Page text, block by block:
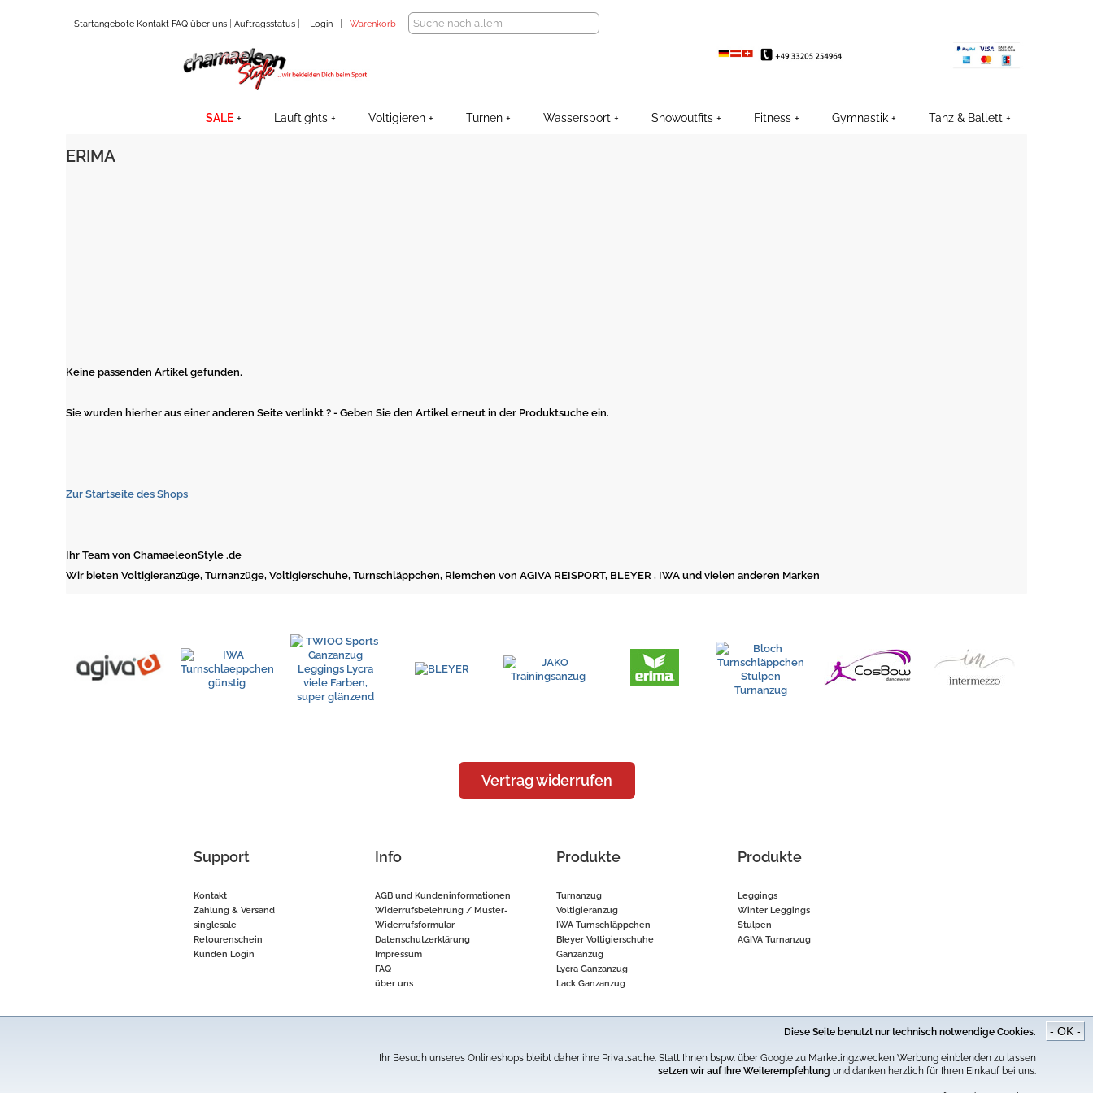
Diese Seite benutzt nur technisch notwendige Cookies.
Ihr Besuch unseres Onlineshops bleibt daher ihre Privatsache. Statt Ihnen bspw. über Google zu Marketingzwecken Werbung einblenden zu lassen
setzen wir auf Ihre Weiterempfehlung und danken herzlich für Ihren Einkauf bei uns.
- OK -
StartangeboteKontaktFAQüber uns Auftragsstatus Login Warenkorb
EE
SALE Lauftights Voltigieren Turnen Wassersport Showoutfits Fitness Gymnastik Tanz & Ballett
ERIMA
Keine passenden Artikel gefunden.
Sie wurden hierher aus einer anderen Seite verlinkt ? - Geben Sie den Artikel erneut in der Produktsuche ein.
Zur Startseite des Shops
Ihr Team von ChamaeleonStyle .de
Wir bieten Voltigieranzüge, Turnanzüge, Voltigierschuhe, Turnschläppchen, Riemchen von AGIVA REISPORT, BLEYER , IWA und vielen anderen Marken
Vertrag widerrufen
Support
Kontakt
Zahlung & Versand
singlesale
Retourenschein
Kunden Login
Info
AGB und Kundeninformationen
Widerrufsbelehrung / Muster-
Widerrufsformular
Datenschutzerklärung
Impressum
FAQ
über uns
Produkte
Turnanzug
Voltigieranzug
IWA Turnschläppchen
Bleyer Voltigierschuhe
Ganzanzug
Lycra Ganzanzug
Lack Ganzanzug
Produkte
Leggings
Winter Leggings
Stulpen
AGIVA Turnanzug
Alle Preise inkl. 19% MwSt. zzgl. Versandkosten.